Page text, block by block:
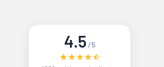
4.5/5